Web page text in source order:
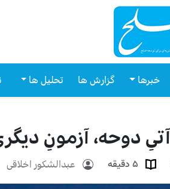
خبرها گزارش ها تحلیل ها
دوحه، آزمونِ دیگری
۵ دقیقه عبدالشکور اخلاقی